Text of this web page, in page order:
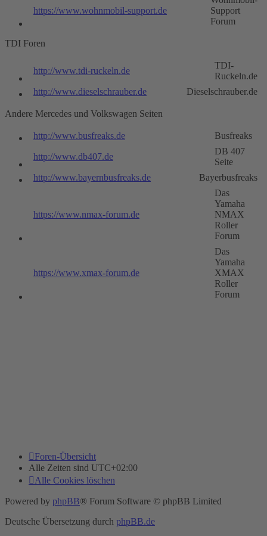
https://www.wohnmobil-support.de
Support
Forum
TDI Foren
http://www.tdi-ruckeln.de
TDI-
Ruckeln.de
http://www.dieselschrauber.de
Dieselschrauber.de
Andere Mercedes und Volkswagen Seiten
http://www.busfreaks.de Busfreaks
http://www.db407.de
DB 407
Seite
http://www.bayernbusfreaks.de
Bayerbusfreaks
https://www.nmax-forum.de
Das
Yamaha
NMAX
Roller
Forum
https://www.xmax-forum.de
Das
Yamaha
XMAX
Roller
Forum
Foren-Übersicht
Alle Zeiten sind UTC+02:00
Alle Cookies löschen
Powered by phpBB® Forum Software © phpBB Limited
Deutsche Übersetzung durch phpBB.de